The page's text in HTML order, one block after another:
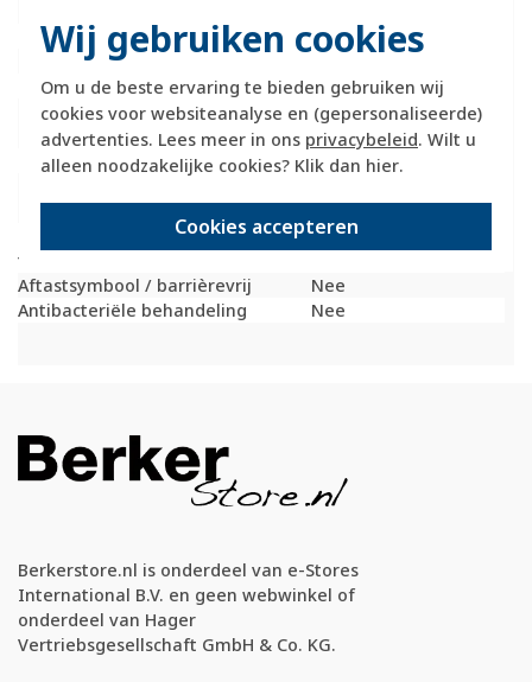
Wij gebruiken cookies
Om u de beste ervaring te bieden gebruiken wij
cookies voor websiteanalyse en (gepersonaliseerde)
advertenties. Lees meer in ons privacybeleid. Wilt u
alleen noodzakelijke cookies? Klik dan hier.
Cookies accepteren
RAL-nummer (vergelijkbaar)
9010
Slagvastheid
Met indicatieveld
Nee
Met verwisselbare
lens/symbool
Nee
Uitvoering oppervlakte
Glanzend
Geschikt voor bussysteem-
toetsaansluiting
Nee
Aftastsymbool / barrièrevrij
Nee
Antibacteriële behandeling
Nee
Berkerstore.nl is onderdeel van e-Stores
International B.V. en geen webwinkel of
onderdeel van Hager
Vertriebsgesellschaft GmbH & Co. KG.